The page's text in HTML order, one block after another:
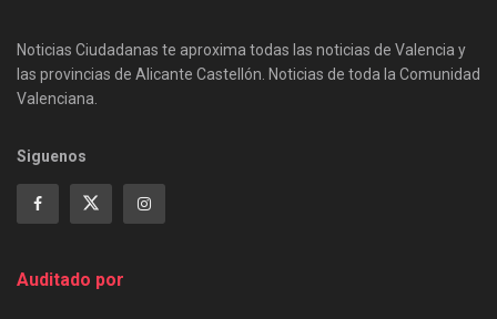
Noticias Ciudadanas te aproxima todas las noticias de Valencia y
las provincias de Alicante Castellón. Noticias de toda la Comunidad
Valenciana.
Siguenos
Auditado por